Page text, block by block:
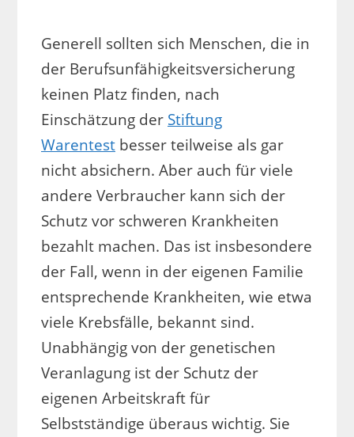
Generell sollten sich Menschen, die in
der Berufsunfähigkeitsversicherung
keinen Platz finden, nach
Einschätzung der Stiftung
Warentest besser teilweise als gar
nicht absichern. Aber auch für viele
andere Verbraucher kann sich der
Schutz vor schweren Krankheiten
bezahlt machen. Das ist insbesondere
der Fall, wenn in der eigenen Familie
entsprechende Krankheiten, wie etwa
viele Krebsfälle, bekannt sind.
Unabhängig von der genetischen
Veranlagung ist der Schutz der
eigenen Arbeitskraft für
Selbstständige überaus wichtig. Sie